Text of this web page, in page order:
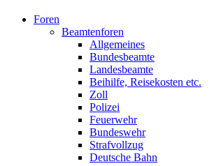
Foren
Beamtenforen
Allgemeines
Bundesbeamte
Landesbeamte
Beihilfe, Reisekosten etc.
Zoll
Polizei
Feuerwehr
Bundeswehr
Strafvollzug
Deutsche Bahn